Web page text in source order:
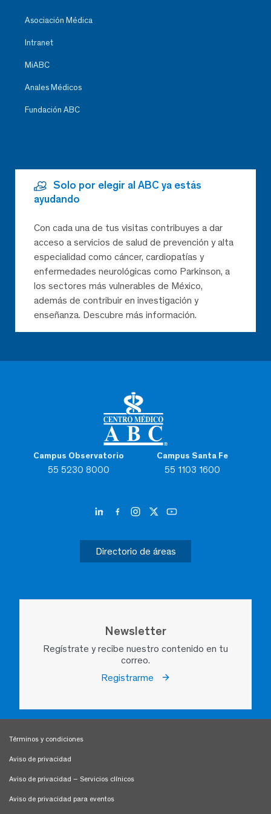
Campus Observatorio
55 5230 8000
Campus Santa Fe
55 1103 1600
Directorio de áreas
Newsletter
Regístrate y recibe nuestro contenido en tu
correo.
Registrarme
Asociación Médica
Intranet
MiABC
Anales Médicos
Fundación ABC
Solo por elegir al ABC ya estás
ayudando
Con cada una de tus visitas contribuyes a dar
acceso a servicios de salud de prevención y alta
especialidad como cáncer, cardiopatías y
enfermedades neurológicas como Parkinson, a
los sectores más vulnerables de México,
además de contribuir en investigación y
enseñanza. Descubre más información.
Términos y condiciones
Aviso de privacidad
Aviso de privacidad – Servicios clínicos
Aviso de privacidad para eventos